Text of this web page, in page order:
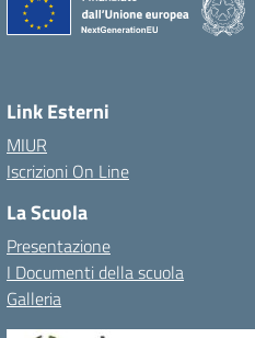
Link Esterni
MIUR
Iscrizioni On Line
La Scuola
Presentazione
I Documenti della scuola
Galleria